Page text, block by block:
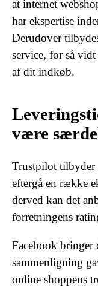
at internet
har ekspertise
Derudover
service, for så
af dit indkøb.
være
Trustpilot tilbyder
eftergå en række
derved kan det
forretningens
Facebook bringer
sammenligning
online shoppens